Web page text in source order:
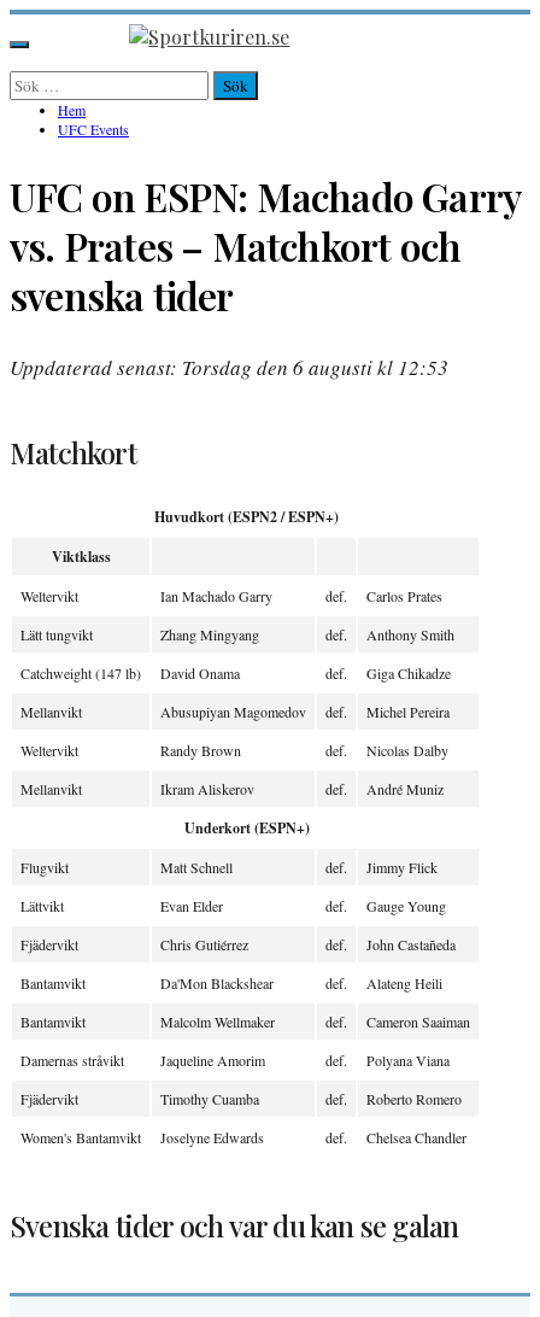
Hoppa
till
innehåll
Sportkuriren.se
Primär
meny
Sök
efter: Hem
UFC Events
UFC on ESPN: Machado Garry
vs. Prates – Matchkort och
svenska tider
Uppdaterad senast: Torsdag den 6 augusti kl 12:53
Matchkort
Huvudkort (ESPN2 / ESPN+)
Viktklass
Weltervikt Ian Machado Garry def.
Carlos Prates
Lätt tungvikt
Zhang Mingyang def.
Anthony Smith
Catchweight (147 lb)
David Onama def.
Giga Chikadze
Mellanvikt
Abusupiyan Magomedov def.
Michel Pereira
Weltervikt
Randy Brown def.
Nicolas Dalby
Mellanvikt
Ikram Aliskerov def. André Muniz
Underkort (ESPN+)
Flugvikt Matt Schnell def.
Jimmy Flick
Lättvikt
Evan Elder def.
Gauge Young
Fjädervikt
Chris Gutiérrez def.
John Castañeda
Bantamvikt
Da'Mon Blackshear def.
Alateng Heili
Bantamvikt
Malcolm Wellmaker def.
Cameron Saaiman
Damernas stråvikt
Jaqueline Amorim def.
Polyana Viana
Fjädervikt
Timothy Cuamba def.
Roberto Romero
Women's Bantamvikt
Joselyne Edwards def. Chelsea Chandler
Svenska tider och var du kan se galan